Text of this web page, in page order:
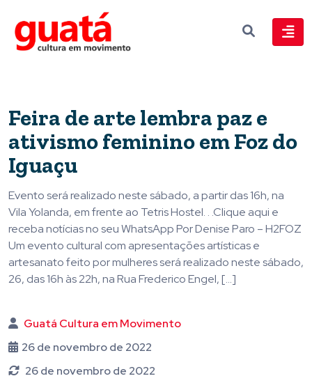
Feira de arte lembra paz e
ativismo feminino em Foz do
Iguaçu
Evento será realizado neste sábado, a partir das 16h, na
Vila Yolanda, em frente ao Tetris Hostel. . .Clique aqui e
receba notícias no seu WhatsApp Por Denise Paro – H2FOZ
Um evento cultural com apresentações artísticas e
artesanato feito por mulheres será realizado neste sábado,
26, das 16h às 22h, na Rua Frederico Engel, […]
Guatá Cultura em Movimento
26 de novembro de 2022
26 de novembro de 2022